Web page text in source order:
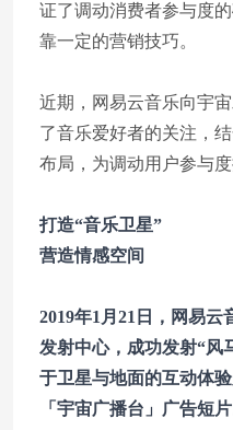
证了调动消费者参与度
靠一定的营销技巧。
近期，网易云音乐向宇
了音乐爱好者的关注，
布局，为调动用户参与
打造“音乐卫星”
营造情感空间
2019年1月21日，网易
发射中心，成功发射“风
于卫星与地面的互动体
「宇宙广播台」广告短片